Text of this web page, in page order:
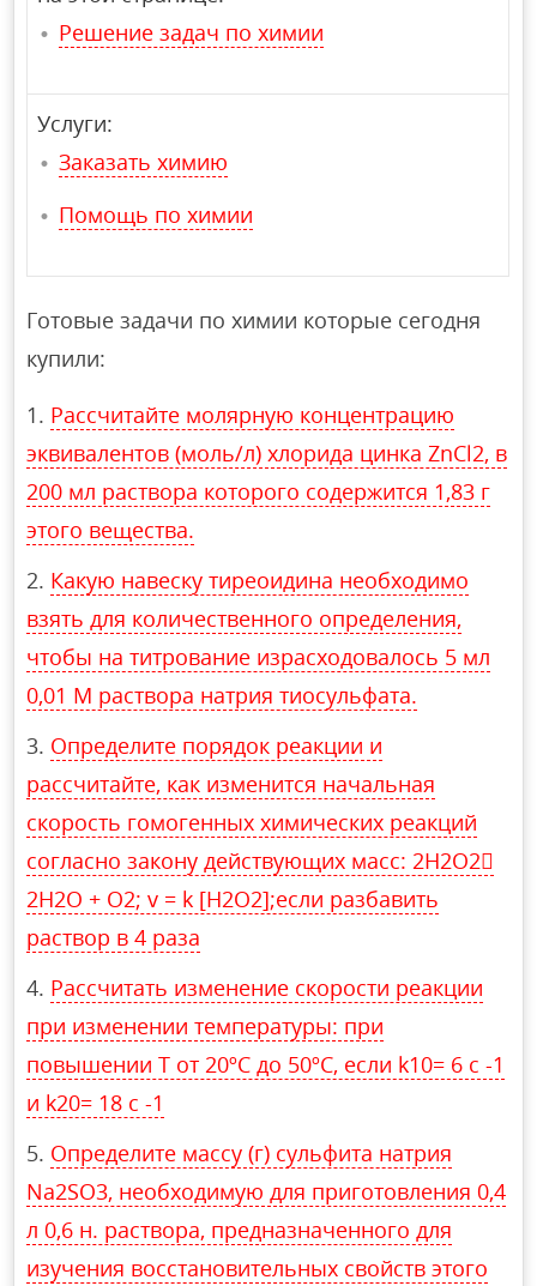
Решение задач по химии
Услуги:
Заказать химию
Помощь по химии
Готовые задачи по химии которые сегодня
купили:
Рассчитайте молярную концентрацию
эквивалентов (моль/л) хлорида цинка ZnCl2, в
200 мл раствора которого содержится 1,83 г
этого вещества.
Какую навеску тиреоидина необходимо
взять для количественного определения,
чтобы на титрование израсходовалось 5 мл
0,01 М раствора натрия тиосульфата.
Определите порядок реакции и
рассчитайте, как изменится начальная
скорость гомогенных химических реакций
согласно закону действующих масс: 2H2O2
2H2O + O2; v = k [H2O2];если разбавить
раствор в 4 раза
Рассчитать изменение скорости реакции
при изменении температуры: при
повышении Т от 20ºС до 50ºС, если k10= 6 c -1
и k20= 18 c -1
Определите массу (г) сульфита натрия
Na2SO3, необходимую для приготовления 0,4
л 0,6 н. раствора, предназначенного для
изучения восстановительных свойств этого